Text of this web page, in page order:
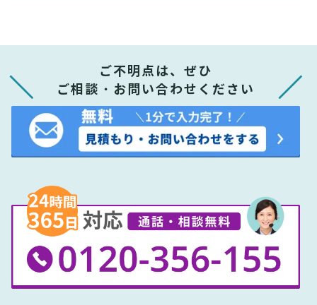
ご不明点は、ぜひ
ご相談・お問い合わせください